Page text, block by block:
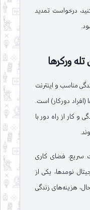
درخواست تمدید
ورکرها
مناسب و اینترنت
(افراد دورکار) است.
و کار از راه دور با
سریع، فضای کاری
نومدها، یکی از
هزینه‌های زندگی